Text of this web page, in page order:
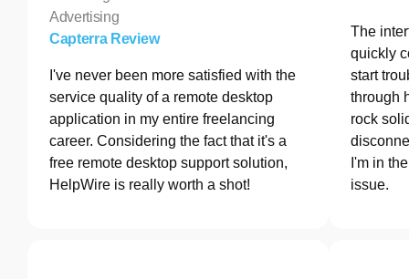
Advertising
Capterra Review
I've never been more satisfied with the
service quality of a remote desktop
application in my entire freelancing
career. Considering the fact that it's a
free remote desktop support solution,
HelpWire is really worth a shot!
The
quickly
start
through
rock
I'm in
issue.